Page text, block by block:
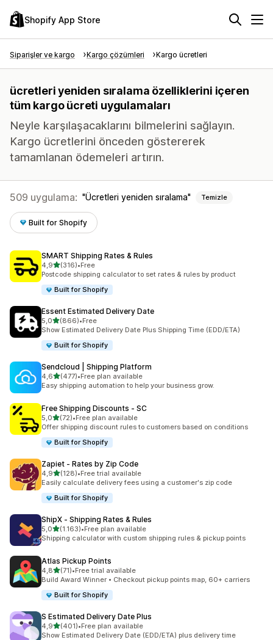
Shopify App Store
Siparişler ve kargo Kargo çözümleri Kargo ücretleri
ücretleri yeniden sıralama özelliklerini içeren
tüm kargo ücreti uygulamaları
Neyle karşılaşacaklarını bilmelerini sağlayın.
Kargo ücretlerini önceden göstererek
tamamlanan ödemeleri artırın.
509 uygulama: Ücretleri yeniden sıralama Temizle
Built for Shopify
SMART Shipping Rates & Rules
4,95 yıldız üzerinden
(316)
toplam 316 değerlendirme
•Free
Postcode shipping calculator to set rates & rules by product
Built for Shopify
Essent Estimated Delivery Date
5,05 yıldız üzerinden
(866)
toplam 866 değerlendirme
•Free
Show Estimated Delivery Date Plus Shipping Time (EDD/ETA)
Built for Shopify
Sendcloud | Shipping Platform
4,65 yıldız üzerinden
(477)
toplam 477 değerlendirme
•Free plan available
Easy shipping automation to help your business grow.
Free Shipping Discounts ‑ SC
5,05 yıldız üzerinden
(72)
toplam 72 değerlendirme
•Free plan available
Offer shipping discount rules to customers based on conditions
Built for Shopify
Zapiet ‑ Rates by Zip Code
4,95 yıldız üzerinden
(128)
toplam 128 değerlendirme
•Free trial available
Easily calculate delivery fees using a customer's zip code
Built for Shopify
ShipX ‑ Shipping Rates & Rules
5,05 yıldız üzerinden
(1.163)
toplam 1163 değerlendirme
•Free plan available
Shipping calculator with custom shipping rules & pickup points
Atlas Pickup Points
4,85 yıldız üzerinden
(71)
toplam 71 değerlendirme
•Free trial available
Build Award Winner • Checkout pickup points map, 60+ carriers
Built for Shopify
S Estimated Delivery Date Plus
4,95 yıldız üzerinden
(401)
toplam 401 değerlendirme
•Free plan available
Show Estimated Delivery Date (EDD/ETA) plus delivery time